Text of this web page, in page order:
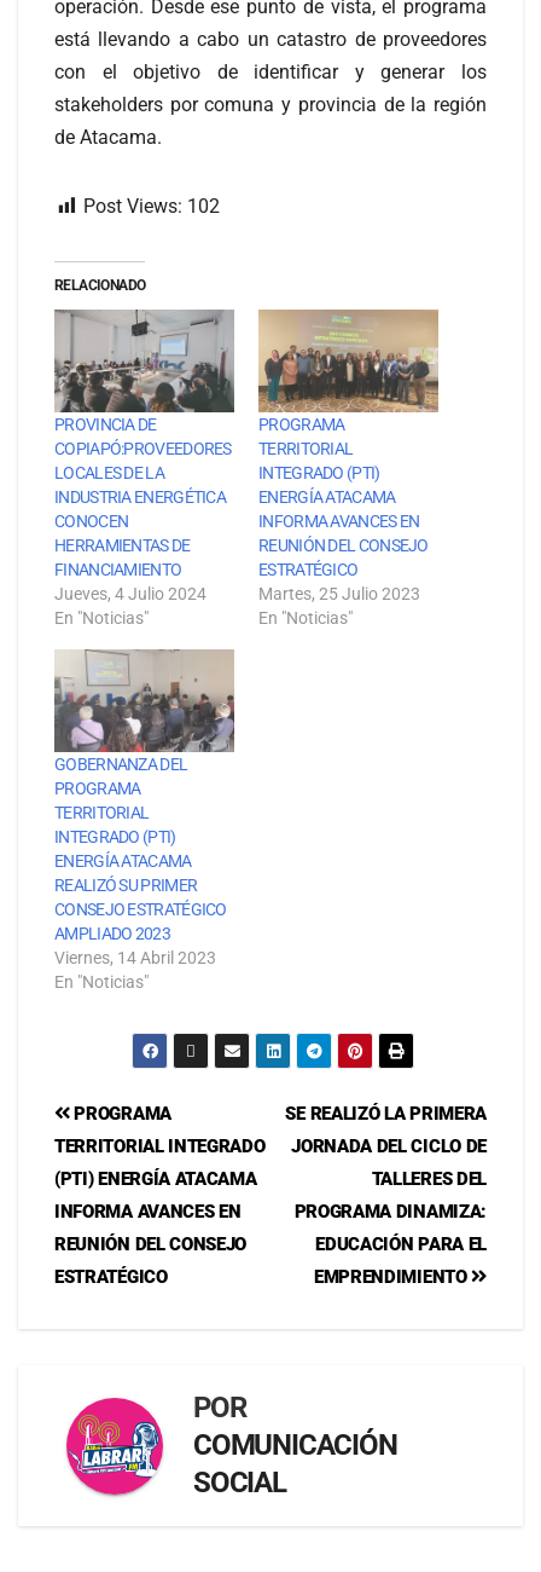
operación. Desde ese punto de vista, el programa
está llevando a cabo un catastro de proveedores
con el objetivo de identificar y generar los
stakeholders por comuna y provincia de la región
de Atacama.
Post Views: 102
RELACIONADO
PROVINCIA DE
COPIAPÓ:PROVEEDORES
LOCALES DE LA
INDUSTRIA ENERGÉTICA
CONOCEN
HERRAMIENTAS DE
FINANCIAMIENTO
Jueves, 4 Julio 2024
En "Noticias"
PROGRAMA
TERRITORIAL
INTEGRADO (PTI)
ENERGÍA ATACAMA
INFORMA AVANCES EN
REUNIÓN DEL CONSEJO
ESTRATÉGICO
Martes, 25 Julio 2023
En "Noticias"
GOBERNANZA DEL
PROGRAMA
TERRITORIAL
INTEGRADO (PTI)
ENERGÍA ATACAMA
REALIZÓ SU PRIMER
CONSEJO ESTRATÉGICO
AMPLIADO 2023
Viernes, 14 Abril 2023
En "Noticias"
SE REALIZÓ LA PRIMERA
JORNADA DEL CICLO DE
TALLERES DEL
PROGRAMA DINAMIZA:
EDUCACIÓN PARA EL
EMPRENDIMIENTO
PROGRAMA
TERRITORIAL INTEGRADO
(PTI) ENERGÍA ATACAMA
INFORMA AVANCES EN
REUNIÓN DEL CONSEJO
ESTRATÉGICO
POR
COMUNICACIÓN
SOCIAL